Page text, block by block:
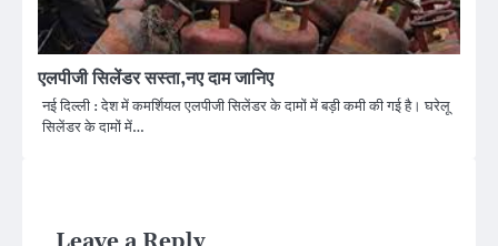
एलपीजी सिलेंडर सस्ता,नए दाम जानिए
नई दिल्ली : देश में कमर्शियल एलपीजी सिलेंडर के दामों में बड़ी कमी की गई है। घरेलू
सिलेंडर के दामों में…